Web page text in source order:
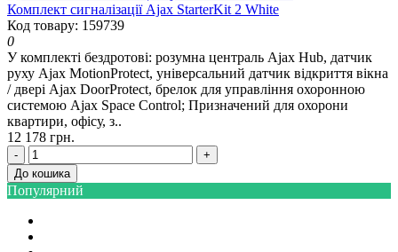
Комплект сигналізації Ajax StarterKit 2 White
Код товару: 159739
0
У комплекті бездротові: розумна централь Ajax Hub, датчик
руху Ajax MotionProtect, універсальний датчик відкриття вікна
/ двері Ajax DoorProtect, брелок для управління охоронною
системою Ajax Space Control; Призначений для охорони
квартири, офісу, з..
12 178 грн.
-
+
До кошика
Популярний